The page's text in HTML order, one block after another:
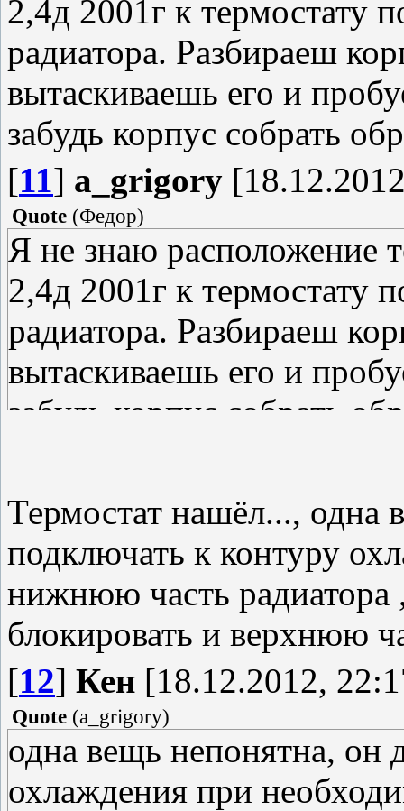
2,4д 2001г к термостату
радиатора. Разбираеш
вытаскиваешь его и
забудь корпус собрать
[11] a_grigory
Quote (Федор)
Я не знаю расположение
2,4д 2001г к термостату
радиатора. Разбираеш
вытаскиваешь его и
забудь корпус собрать
Термостат нашёл..., одна
подключать к контуру
нижнюю часть
блокировать и верхнюю
[12] Кен [18.12.2012,
Quote (a_grigory)
одна вещь непонятна, он
охлаждения при